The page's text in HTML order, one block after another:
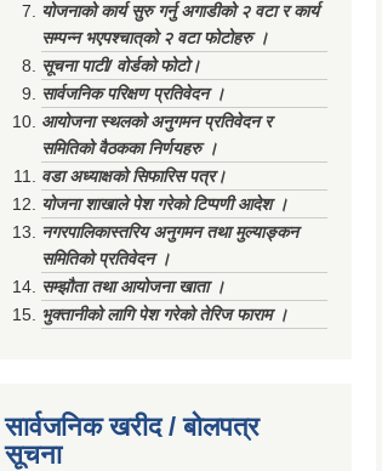
योजनाको कार्य सुरु गर्नु अगाडीको २ वटा र कार्य
सम्पन्न भएपश्चात्‌को २ वटा फोटोहरु ।
सूचना पाटी/ वोर्डको फोटो।
सार्वजनिक परिक्षण प्रतिवेदन ।
आयोजना स्थलको अनुगमन प्रतिवेदन र
समितिको वैठकका निर्णयहरु ।
वडा अध्याक्षको सिफारिस पत्र।
योजना शाखाले पेश गरेको टिप्पणी आदेश ।
नगरपालिकास्तरिय अनुगमन तथा मुल्याङ्कन
समितिको प्रतिवेदन ।
सम्झौता तथा आयोजना खाता ।
भुक्तानीको लागि पेश गरेको तेरिज फाराम ।
सार्वजनिक खरीद / बोलपत्र
सूचना